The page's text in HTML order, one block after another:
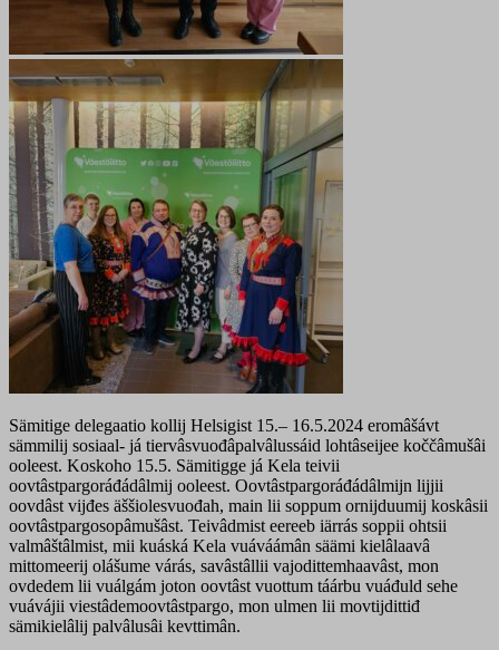
Sämitige delegaatio kollij Helsigist 15.– 16.5.2024 eromâšávt
sämmilij sosiaal- já tiervâsvuođâpalvâlussáid lohtâseijee koččâmušâi
ooleest. Koskoho 15.5. Sämitigge já Kela teivii
oovtâstpargoráđádâlmij ooleest. Oovtâstpargoráđádâlmijn lijjii
oovdâst vijđes äššiolesvuođah, main lii soppum ornijduumij koskâsii
oovtâstpargosopâmušâst. Teivâdmist eereeb iärrás soppii ohtsii
valmâštâlmist, mii kuáská Kela vuáváámân säämi kielâlaavâ
mittomeerij olášume várás, savâstâllii vajodittemhaavâst, mon
ovdedem lii vuálgám joton oovtâst vuottum táárbu vuáđuld sehe
vuávájii viestâdemoovtâstpargo, mon ulmen lii movtijdittiđ
sämikielâlij palvâlusâi kevttimân.